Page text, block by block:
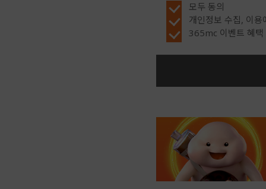
모두 동의
개인정보 수집, 이
365mc 이벤트 혜택